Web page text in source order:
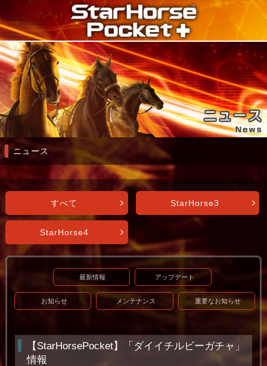
ニュース
すべて StarHorse3
StarHorse4
最新情報 アップデート
お知らせ メンテナンス 重要なお知らせ
【StarHorsePocket】「ダイイチルビーガチャ」
情報